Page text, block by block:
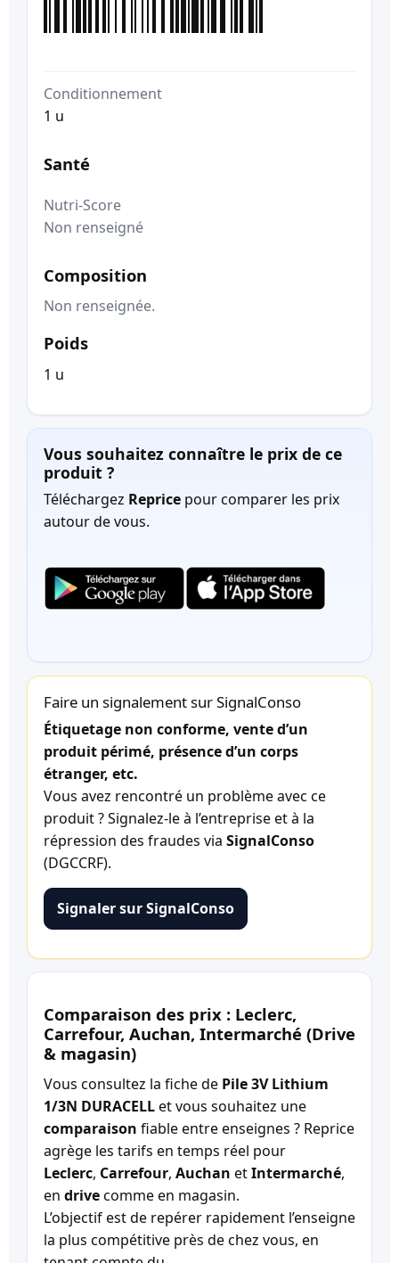
Conditionnement
1 u
Santé
Nutri-Score
Non renseigné
Composition
Non renseignée.
Poids
1 u
Vous souhaitez connaître le prix de ce
produit ?
Téléchargez Reprice pour comparer les prix
autour de vous.
Faire un signalement sur SignalConso
Étiquetage non conforme, vente d’un
produit périmé, présence d’un corps
étranger, etc.
Vous avez rencontré un problème avec ce
produit ? Signalez-le à l’entreprise et à la
répression des fraudes via SignalConso
(DGCCRF).
Signaler sur SignalConso
Comparaison des prix : Leclerc,
Carrefour, Auchan, Intermarché (Drive
& magasin)
Vous consultez la fiche de Pile 3V Lithium
1/3N DURACELLet vous souhaitez une
comparaison fiable entre enseignes ? Reprice
agrège les tarifs en temps réel pour
Leclerc, Carrefour, Auchan etIntermarché,
en drivecomme en magasin.
L’objectif est de repérer rapidement l’enseigne
la plus compétitive près de chez vous, en